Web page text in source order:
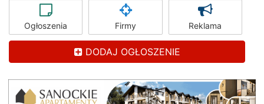
Ogłoszenia Firmy Reklama
DODAJ OGŁOSZENIE